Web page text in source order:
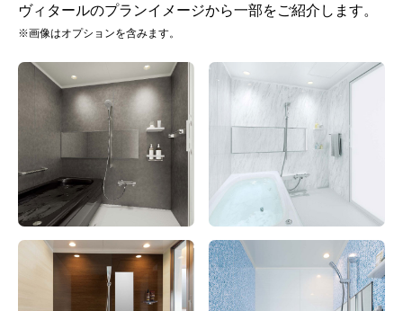
標準仕様モデル
床
やわらぐフロア[オフホワ
ドア
折戸(かすみ面材) ホワイト
ヴィタールのプランイメージから一部をご紹介します。
※画像はオプションを含みます。